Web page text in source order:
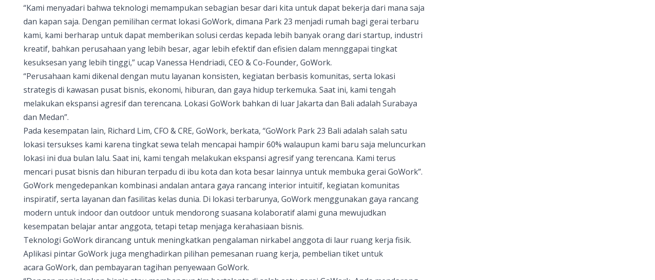
“Kami menyadari bahwa teknologi memampukan sebagian besar dari kita untuk dapat bekerja dari mana saja
dan kapan saja. Dengan pemilihan cermat lokasi GoWork, dimana Park 23 menjadi rumah bagi gerai terbaru
kami, kami berharap untuk dapat memberikan solusi cerdas kepada lebih banyak orang dari startup, industri
kreatif, bahkan perusahaan yang lebih besar, agar lebih efektif dan efisien dalam mennggapai tingkat
kesuksesan yang lebih tinggi,” ucap Vanessa Hendriadi, CEO & Co-Founder, GoWork.
“Perusahaan kami dikenal dengan mutu layanan konsisten, kegiatan berbasis komunitas, serta lokasi
strategis di kawasan pusat bisnis, ekonomi, hiburan, dan gaya hidup terkemuka. Saat ini, kami tengah
melakukan ekspansi agresif dan terencana. Lokasi GoWork bahkan di luar Jakarta dan Bali adalah Surabaya
dan Medan”.
Pada kesempatan lain, Richard Lim, CFO & CRE, GoWork, berkata, “GoWork Park 23 Bali adalah salah satu
lokasi tersukses kami karena tingkat sewa telah mencapai hampir 60% walaupun kami baru saja meluncurkan
lokasi ini dua bulan lalu. Saat ini, kami tengah melakukan ekspansi agresif yang terencana. Kami terus
mencari pusat bisnis dan hiburan terpadu di ibu kota dan kota besar lainnya untuk membuka gerai GoWork”.
GoWork mengedepankan kombinasi andalan antara gaya rancang interior intuitif, kegiatan komunitas
inspiratif, serta layanan dan fasilitas kelas dunia. Di lokasi terbarunya, GoWork menggunakan gaya rancang
modern untuk indoor dan outdoor untuk mendorong suasana kolaboratif alami guna mewujudkan
kesempatan belajar antar anggota, tetapi tetap menjaga kerahasiaan bisnis.
Teknologi GoWorkdirancang untuk meningkatkan pengalaman nirkabel anggota di laur ruang kerja fisik.
Aplikasi pintarGoWork juga menghadirkan pilihan pemesanan ruang kerja, pembelian tiket untuk
acara GoWork, dan pembayaran tagihan penyewaan GoWork.